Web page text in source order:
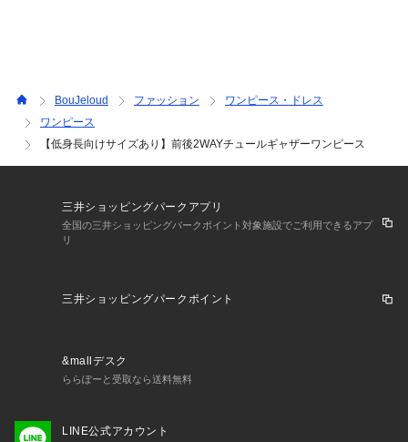
イルも楽しめます。
…………………
透け感：光の具合であり(ペチコートの着用をお勧めいたしま
す。)
…………………
※撮影環境により、多少実際のカラーと異なる場合がございま
いませ。
る場合がございます。
BouJeloud ファッション
ワンピース・ドレス
ワンピース
【低身長向けサイズあり】前後2WAYチュールギャザーワンピース
三井ショッピングパークアプリ
全国の三井ショッピングパークポイント対象施設でご利用できるアプ
リ
三井ショッピングパークポイント
&mallデスク
ららぽーと受取なら送料無料
LINE公式アカウント